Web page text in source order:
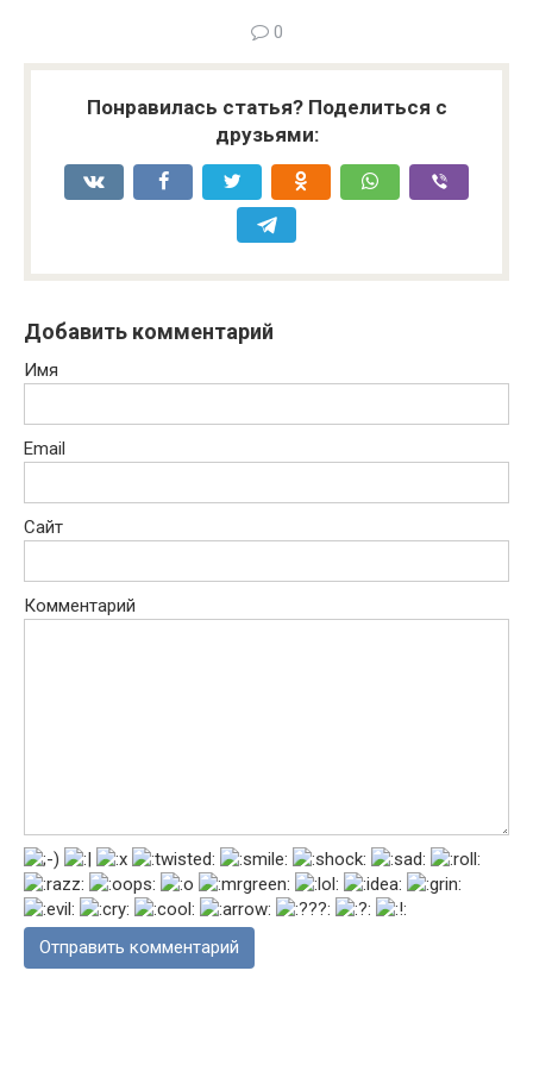
0
Понравилась статья? Поделиться с
друзьями:
Добавить комментарий
Имя
Email
Сайт
Комментарий